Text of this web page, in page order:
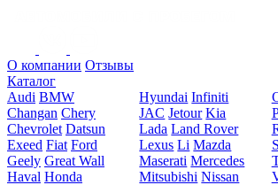
О компании Отзывы
Каталог
Audi BMW
Changan Chery
Chevrolet Datsun
Exeed Fiat Ford
Geely Great Wall
Haval Honda
Hyundai Infiniti
JAC Jetour Kia
Lada Land Rover
Lexus Li Mazda
Maserati Mercedes
Mitsubishi Nissan